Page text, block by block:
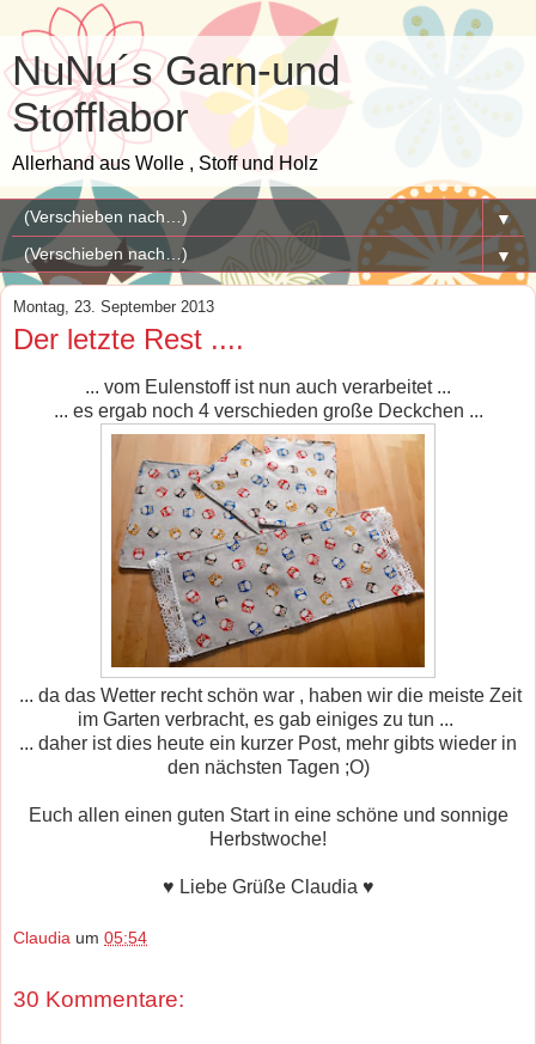
NuNu´s Garn-und
Stofflabor
Allerhand aus Wolle , Stoff und Holz
▼
▼
Montag, 23. September 2013
Der letzte Rest ....
... vom Eulenstoff ist nun auch verarbeitet ...
... es ergab noch 4 verschieden große Deckchen ...
... da das Wetter recht schön war , haben wir die meiste Zeit
im Garten verbracht, es gab einiges zu tun ...
... daher ist dies heute ein kurzer Post, mehr gibts wieder in
den nächsten Tagen ;O)
Euch allen einen guten Start in eine schöne und sonnige
Herbstwoche!
♥ Liebe Grüße Claudia ♥
Claudia um 05:54
30 Kommentare: